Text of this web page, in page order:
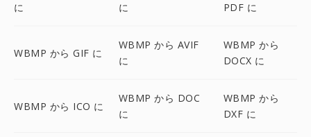
に
に
PDF に
WBMP から GIF に
WBMP から AVIF
に
WBMP から
DOCX に
WBMP から ICO に
WBMP から DOC
に
WBMP から
DXF に